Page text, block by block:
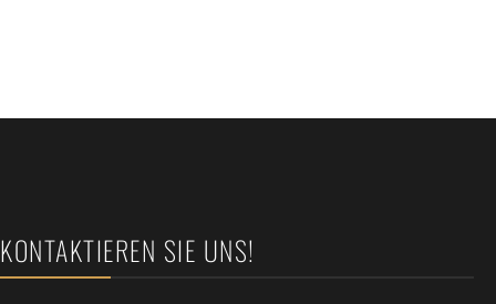
KONTAKTIEREN SIE UNS!